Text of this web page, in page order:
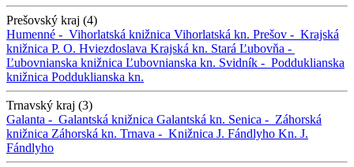
Prešovský kraj (4)
Humenné - Vihorlatská knižnica Vihorlatská kn. Prešov - Krajská
knižnica P. O. Hviezdoslava Krajská kn. Stará Ľubovňa -
Ľubovnianska knižnica Ľubovnianska kn. Svidník - Podduklianska
knižnica Podduklianska kn.
Trnavský kraj (3)
Galanta - Galantská knižnica Galantská kn. Senica - Záhorská
knižnica Záhorská kn. Trnava - Knižnica J. Fándlyho Kn. J.
Fándlyho